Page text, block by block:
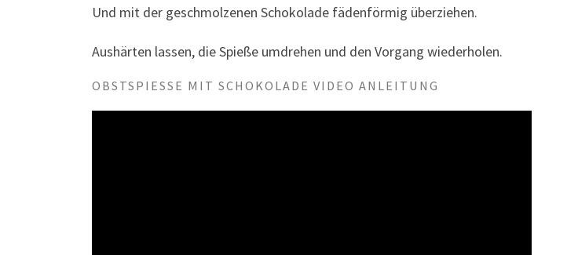
Und mit der geschmolzenen Schokolade fädenförmig überziehen.
Aushärten lassen, die Spieße umdrehen und den Vorgang wiederholen.
OBSTSPIESSE MIT SCHOKOLADE VIDEO ANLEITUNG